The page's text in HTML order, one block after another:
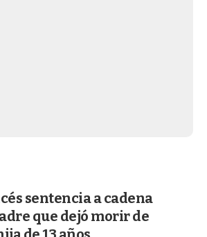
sentencia a cadena
que dejó morir de